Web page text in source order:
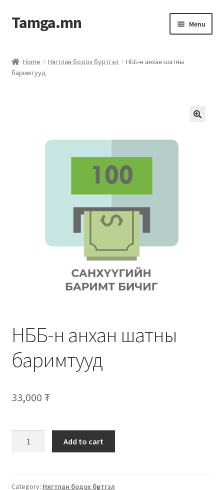
Tamga.mn Menu
ХАБЭА-н багц
Компанийн удирдлагын бичиг баримт
Нягтлан бодох бүртгэл
Санхүүгийн анхан шатны баримтуудын загвар
Хөдөлмөрийн багц баримт
Хүний нөөцийн бодлогын баримт
Шүүхэд нэхэмжлэл гаргах загварууд
Home Нягтлан бодох бүртгэл
НББ-н анхан шатны
баримтууд
НББ-н анхан шатны
баримтууд
33,000 ₮
Add to cart
Category: Нягтлан бодох бүртгэл